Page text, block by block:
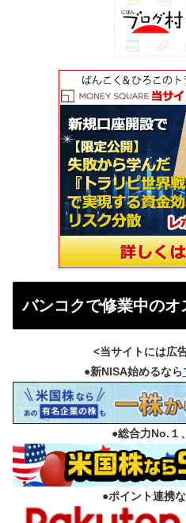
バンコクで修業中のオ
<当サイトには広
●新NISA始めるなら
●総合力No.１、
●ポイント連携